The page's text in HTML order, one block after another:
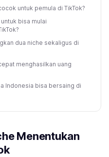
untuk pemula di TikTok?
bisa mulai
dua niche sekaligus di
menghasilkan uang
Indonesia bisa bersaing di
Menentukan